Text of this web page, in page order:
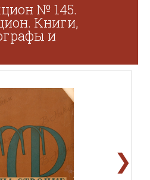
№ 145.
Книги,
и
❯